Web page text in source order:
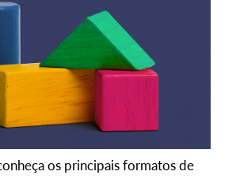
os principais formatos de